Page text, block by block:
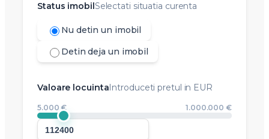
Status imobilSelectati situatia curenta
Nu detin un imobil
Detin deja un imobil
Valoare locuintaIntroduceti pretul in EUR
5.000 € 1.000.000 €